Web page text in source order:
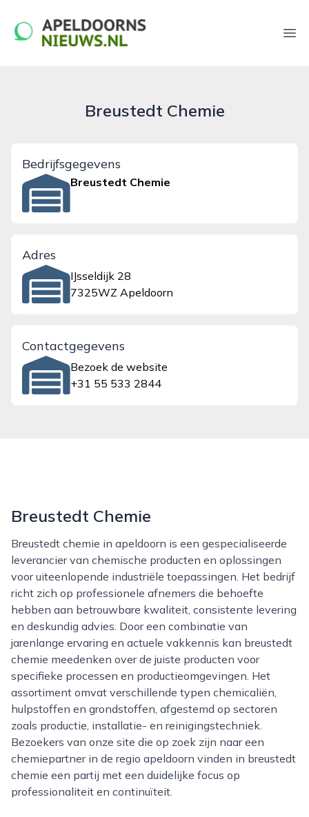
apeldoornsnieuws.nl
Breustedt Chemie
Bedrijfsgegevens
Breustedt Chemie
Adres
IJsseldijk 28
7325WZ Apeldoorn
Contactgegevens
Bezoek de website
+31 55 533 2844
Breustedt Chemie
Breustedt chemie in apeldoorn is een gespecialiseerde
leverancier van chemische producten en oplossingen
voor uiteenlopende industriële toepassingen. Het bedrijf
richt zich op professionele afnemers die behoefte
hebben aan betrouwbare kwaliteit, consistente levering
en deskundig advies. Door een combinatie van
jarenlange ervaring en actuele vakkennis kan breustedt
chemie meedenken over de juiste producten voor
specifieke processen en productieomgevingen. Het
assortiment omvat verschillende typen chemicaliën,
hulpstoffen en grondstoffen, afgestemd op sectoren
zoals productie, installatie- en reinigingstechniek.
Bezoekers van onze site die op zoek zijn naar een
chemiepartner in de regio apeldoorn vinden in breustedt
chemie een partij met een duidelijke focus op
professionaliteit en continuïteit.